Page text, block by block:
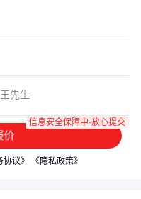
价
信息安全保障中·放心提交
协议》 《隐私政策》